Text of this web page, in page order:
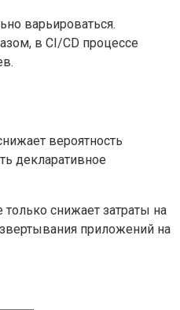
варьироваться.
в CI/CD процессе
вероятность
декларативное
снижает затраты на
приложений на